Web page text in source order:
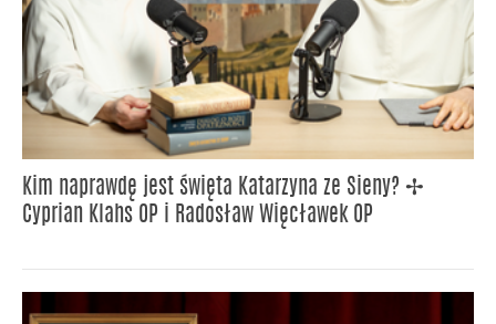
Kim naprawdę jest święta Katarzyna ze Sieny? ✢
Cyprian Klahs OP i Radosław Więcławek OP